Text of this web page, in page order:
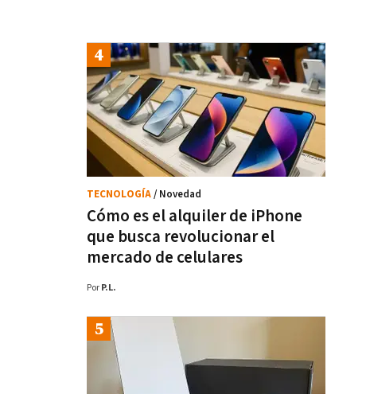
Cómo es el alquiler de iPhone
que busca revolucionar el
mercado de celulares
TECNOLOGÍA/ Novedad
Por P.L.